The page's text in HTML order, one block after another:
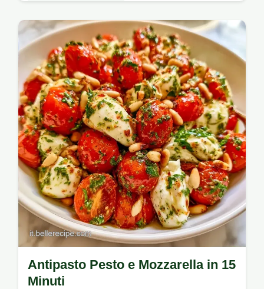
Tosta i pistacchi per preparare l'Antipasto di
Burrata con Pesto. Include una tabella su
componenti e alternative; il piatto è…
Antipasto Pesto e Mozzarella in 15
Minuti